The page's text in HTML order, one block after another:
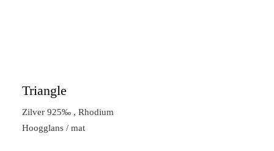
Triangle
Zilver 925‰ , Rhodium
Hoogglans / mat